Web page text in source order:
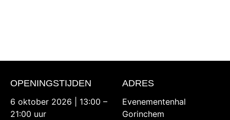
OPENINGSTIJDEN
6 oktober 2026 | 13:00 –
21:00 uur
ADRES
Evenementenhal
Gorinchem